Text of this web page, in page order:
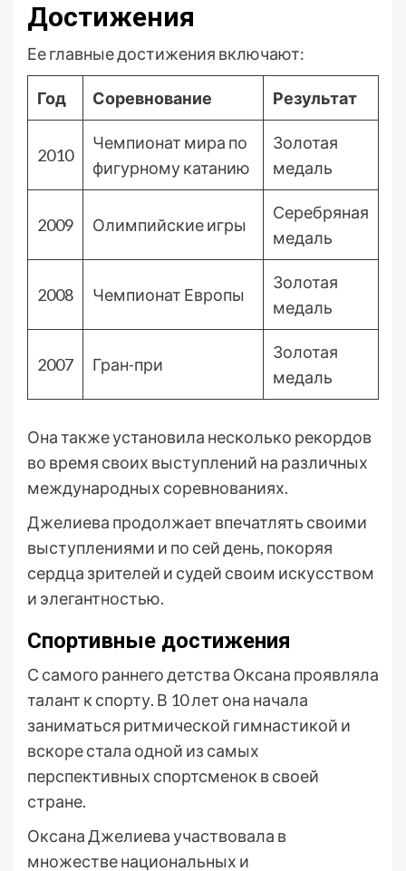
Достижения
Ее главные достижения включают:
Год Соревнование Результат
2010
Чемпионат мира по
фигурному катанию
Золотая
медаль
2009 Олимпийские игры
Серебряная
медаль
2008 Чемпионат Европы
Золотая
медаль
2007 Гран-при
Золотая
медаль
Она также установила несколько рекордов
во время своих выступлений на различных
международных соревнованиях.
Джелиева продолжает впечатлять своими
выступлениями и по сей день, покоряя
сердца зрителей и судей своим искусством
и элегантностью.
Спортивные достижения
С самого раннего детства Оксана проявляла
талант к спорту. В 10 лет она начала
заниматься ритмической гимнастикой и
вскоре стала одной из самых
перспективных спортсменок в своей
стране.
Оксана Джелиева участвовала в
множестве национальных и